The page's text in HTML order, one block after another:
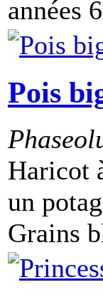
années
Pois
Haricot
un
Grains